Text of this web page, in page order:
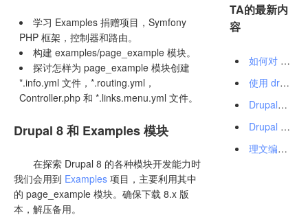
学习 Examples 捐赠项目，Symfony
PHP 框架，控制器和路由。
构建 examples/page_example 模块。
探讨怎样为 page_example 模块创建
*.info.yml 文件，*.routing.yml，
Controller.php 和 *.links.menu.yml 文件。
Drupal 8 和 Examples 模块
在探索 Drupal 8 的各种模块开发能力时
我们会用到 Examples 项目，主要利用其中
的 page_example 模块。确保下载 8.x 版
本，解压备用。
TA的最新内
容
如何对 Drupal 节点修改前后的变化进行判断？
使用 drush sql-sync 进行 Drupal 数据库同步
Drupal在线交流会——分头诗人与猪跑啦
Drupal 安全通知（SA-CORE-2016-002）
理文编辑日本团队招聘 Drupal 工程师